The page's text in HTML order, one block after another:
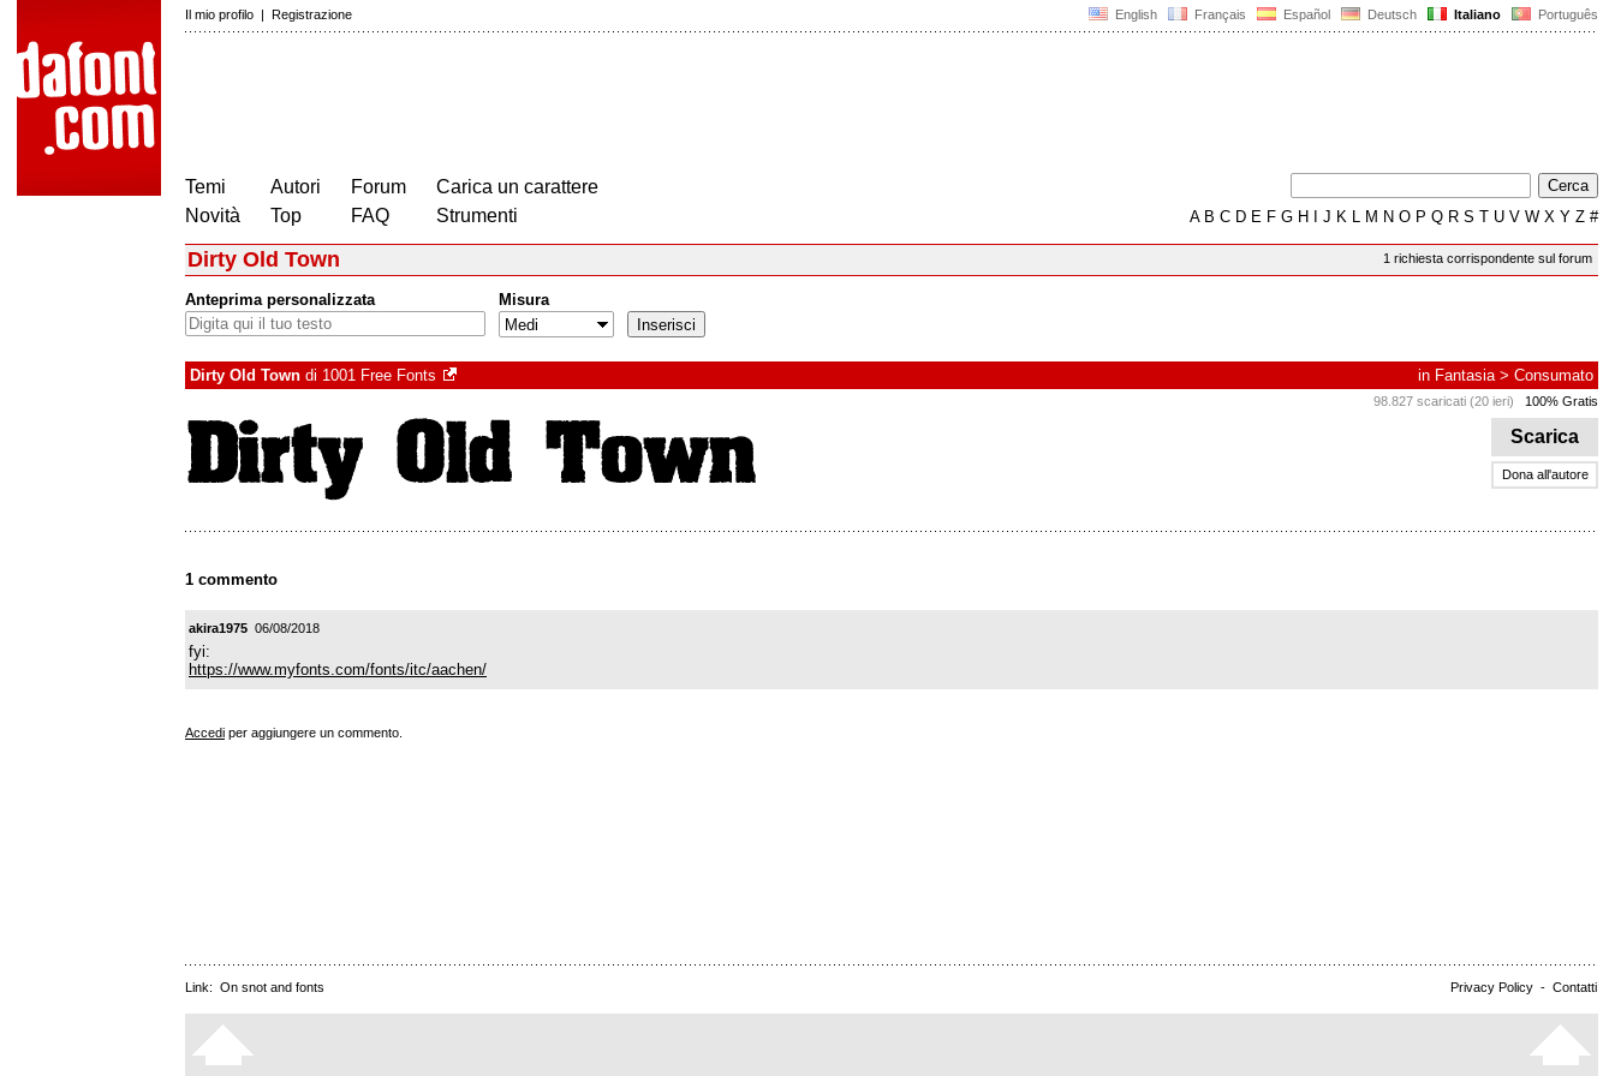
English Français Español Deutsch Italiano Português
Il mio profilo | Registrazione
Temi
Novità
Autori
Top
Forum
FAQ
Carica un carattere
Strumenti
AB C D E F G H J K L M N O P Q R S T U V W X Y Z #
1 richiesta corrispondente sul forum
Dirty Old Town
Anteprima personalizzata Misura
Dirty Old Town di 1001 Free Fonts in Fantasia> Consumato
98.827 scaricati (20 ieri) 100% Gratis
Scarica
Dona all'autore
1 commento
akira1975 06/08/2018
fyi:
https://www.myfonts.com/fonts/itc/aachen/
Accedi per aggiungere un commento.
Privacy Policy - Contatti
Link: On snot and fonts